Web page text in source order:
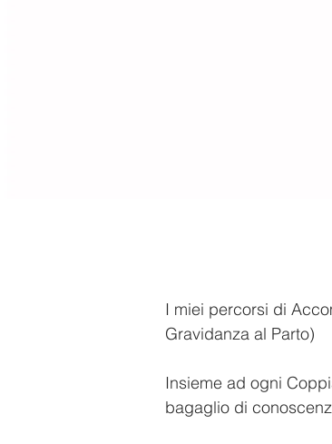
I miei percorsi di
Gravidanza al Parto)
Insieme ad ogni
bagaglio di